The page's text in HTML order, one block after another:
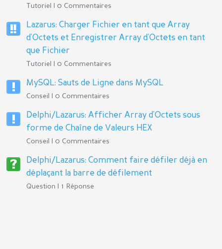
Tutoriel | 0 Commentaires
Lazarus: Charger Fichier en tant que Array
d'Octets et Enregistrer Array d'Octets en tant
que Fichier
Tutoriel | 0 Commentaires
MySQL: Sauts de Ligne dans MySQL
Conseil | 0 Commentaires
Delphi/Lazarus: Afficher Array d'Octets sous
forme de Chaîne de Valeurs HEX
Conseil | 0 Commentaires
Delphi/Lazarus: Comment faire défiler déjà en
déplaçant la barre de défilement
Question | 1 Réponse